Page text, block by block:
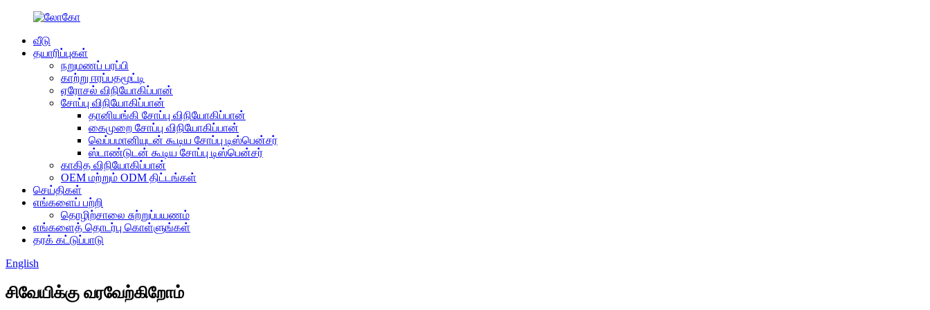
வீடு
தயாரிப்புகள்
நறுமணப் பரப்பி
காற்று ஈரப்பதமூட்டி
ஏரோசல் விநியோகிப்பான்
சோப்பு விநியோகிப்பான்
தானியங்கி சோப்பு விநியோகிப்பான்
கைமுறை சோப்பு விநியோகிப்பான்
வெப்பமானியுடன் கூடிய சோப்பு டிஸ்பென்சர்
ஸ்டாண்டுடன் கூடிய சோப்பு டிஸ்பென்சர்
காகித விநியோகிப்பான்
OEM மற்றும் ODM திட்டங்கள்
செய்திகள்
எங்களைப் பற்றி
தொழிற்சாலை சுற்றுப்பயணம்
எங்களைத் தொடர்பு கொள்ளுங்கள்
தரக் கட்டுப்பாடு
English
சிவேயிக்கு வரவேற்கிறோம்